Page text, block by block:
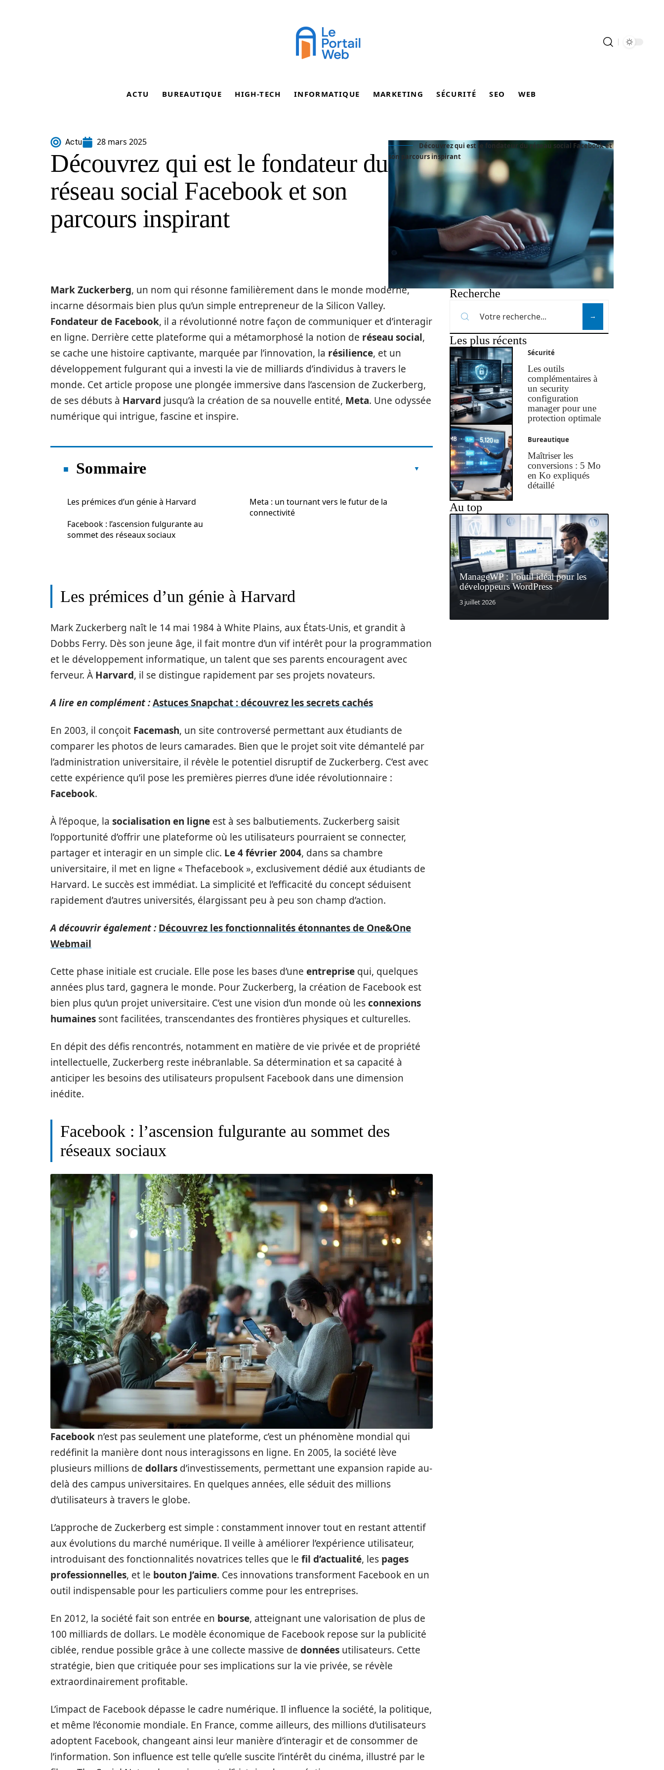
ACTU BUREAUTIQUE HIGH-TECH INFORMATIQUE MARKETING SÉCURITÉ SEO WEB
Actu 28 mars 2025
Découvrez qui est le fondateur du
réseau social Facebook et son
parcours inspirant
Découvrez qui est le fondateur du réseau social Facebook et
son parcours inspirant
Mark Zuckerberg, un nom qui résonne familièrement dans le monde moderne,
incarne désormais bien plus qu’un simple entrepreneur de la Silicon Valley.
Fondateur de Facebook, il a révolutionné notre façon de communiquer et d’interagir
en ligne. Derrière cette plateforme qui a métamorphosé la notion de réseau social,
se cache une histoire captivante, marquée par l’innovation, la résilience, et un
développement fulgurant qui a investi la vie de milliards d’individus à travers le
monde. Cet article propose une plongée immersive dans l’ascension de Zuckerberg,
de ses débuts à Harvard jusqu’à la création de sa nouvelle entité, Meta. Une odyssée
numérique qui intrigue, fascine et inspire.
Sommaire
Les prémices d’un génie à Harvard
Facebook : l’ascension fulgurante au
sommet des réseaux sociaux
Meta : un tournant vers le futur de la
connectivité
Les prémices d’un génie à Harvard
Mark Zuckerberg naît le 14 mai 1984 à White Plains, aux États-Unis, et grandit à
Dobbs Ferry. Dès son jeune âge, il fait montre d’un vif intérêt pour la programmation
et le développement informatique, un talent que ses parents encouragent avec
ferveur. À Harvard, il se distingue rapidement par ses projets novateurs.
A lire en complément :Astuces Snapchat : découvrez les secrets cachés
En 2003, il conçoit Facemash, un site controversé permettant aux étudiants de
comparer les photos de leurs camarades. Bien que le projet soit vite démantelé par
l’administration universitaire, il révèle le potentiel disruptif de Zuckerberg. C’est avec
cette expérience qu’il pose les premières pierres d’une idée révolutionnaire :
Facebook.
À l’époque, la socialisation en ligne est à ses balbutiements. Zuckerberg saisit
l’opportunité d’offrir une plateforme où les utilisateurs pourraient se connecter,
partager et interagir en un simple clic. Le 4 février 2004, dans sa chambre
universitaire, il met en ligne « Thefacebook », exclusivement dédié aux étudiants de
Harvard. Le succès est immédiat. La simplicité et l’efficacité du concept séduisent
rapidement d’autres universités, élargissant peu à peu son champ d’action.
A découvrir également : Découvrez les fonctionnalités étonnantes de One&One
Webmail
Cette phase initiale est cruciale. Elle pose les bases d’une entreprise qui, quelques
années plus tard, gagnera le monde. Pour Zuckerberg, la création de Facebook est
bien plus qu’un projet universitaire. C’est une vision d’un monde où lesconnexions
humaines sont facilitées, transcendantes des frontières physiques et culturelles.
En dépit des défis rencontrés, notamment en matière de vie privée et de propriété
intellectuelle, Zuckerberg reste inébranlable. Sa détermination et sa capacité à
anticiper les besoins des utilisateurs propulsent Facebook dans une dimension
inédite.
Facebook : l’ascension fulgurante au sommet des
réseaux sociaux
Facebook n’est pas seulement une plateforme, c’est un phénomène mondial qui
redéfinit la manière dont nous interagissons en ligne. En 2005, la société lève
plusieurs millions de dollars d’investissements, permettant une expansion rapide au-
delà des campus universitaires. En quelques années, elle séduit des millions
d’utilisateurs à travers le globe.
L’approche de Zuckerberg est simple : constamment innover tout en restant attentif
aux évolutions du marché numérique. Il veille à améliorer l’expérience utilisateur,
introduisant des fonctionnalités novatrices telles que le fil d’actualité, les pages
professionnelles, et le bouton J’aime. Ces innovations transforment Facebook en un
outil indispensable pour les particuliers comme pour les entreprises.
En 2012, la société fait son entrée en bourse, atteignant une valorisation de plus de
100 milliards de dollars. Le modèle économique de Facebook repose sur la publicité
ciblée, rendue possible grâce à une collecte massive de données utilisateurs. Cette
stratégie, bien que critiquée pour ses implications sur la vie privée, se révèle
extraordinairement profitable.
L’impact de Facebook dépasse le cadre numérique. Il influence la société, la politique,
et même l’économie mondiale. En France, comme ailleurs, des millions d’utilisateurs
adoptent Facebook, changeant ainsi leur manière d’interagir et de consommer de
l’information. Son influence est telle qu’elle suscite l’intérêt du cinéma, illustré par le
Recherche
Les plus récents
Sécurité
Les outils
complémentaires à
un security
configuration
manager pour une
protection optimale
Bureautique
Maîtriser les
conversions : 5 Mo
en Ko expliqués
détaillé
Au top
ManageWP : l’outil idéal pour les
développeurs WordPress
3 juillet 2026